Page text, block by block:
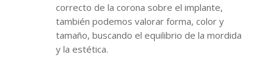
correcto de la corona sobre el implante,
también podemos valorar forma, color y
tamaño, buscando el equilibrio de la mordida
y la estética.